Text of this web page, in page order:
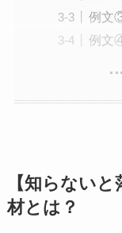
例文
例文
【知らない
材とは？